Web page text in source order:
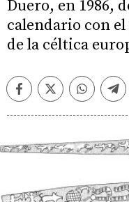
Duero, en 1986,
calendario con
de la céltica
FacebookTwitter